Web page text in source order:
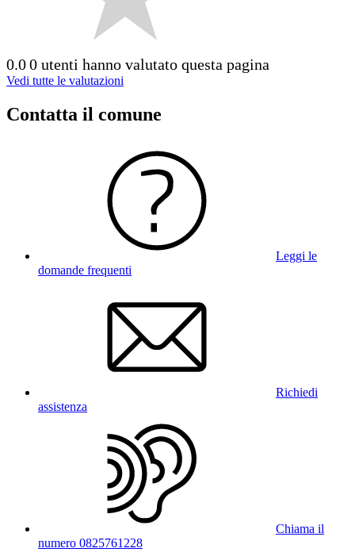
0.00 utenti hanno valutato questa pagina
Vedi tutte le valutazioni
Contatta il comune
Leggi le
domande frequenti
Richiedi
assistenza
Chiama il
numero 0825761228